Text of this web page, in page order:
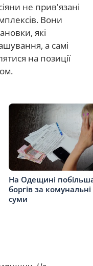
не прив'язані
Вони
які
а самі
на позиції
На Одещині
боргів за
суми